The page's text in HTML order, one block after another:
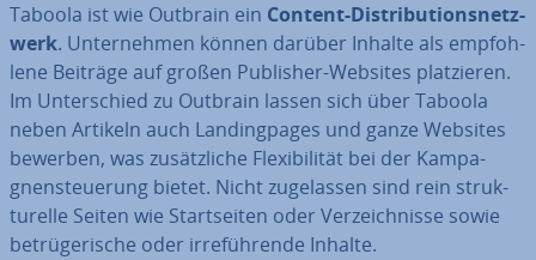
Taboola ist wie Outbrain ein Content-Dis­tri­bu­ti­ons­netz­
werk. Un­ter­neh­men können darüber Inhalte als emp­foh­
le­ne Beiträge auf großen Publisher-Websites plat­zie­ren.
Im Un­ter­schied zu Outbrain lassen sich über Taboola
neben Artikeln auch Landing­pa­ges und ganze Websites
bewerben, was zu­sätz­li­che Fle­xi­bi­li­tät bei der Kam­pa­
gnen­steue­rung bietet. Nicht zu­ge­las­sen sind rein struk­
tu­rel­le Seiten wie Start­sei­ten oder Ver­zeich­nis­se sowie
be­trü­ge­ri­sche oder ir­re­füh­ren­de Inhalte.